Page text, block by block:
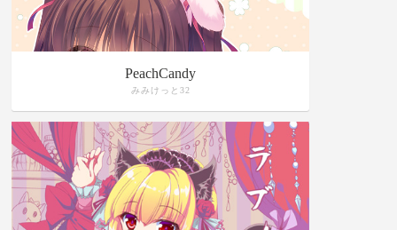
PeachCandy
みみけっと32